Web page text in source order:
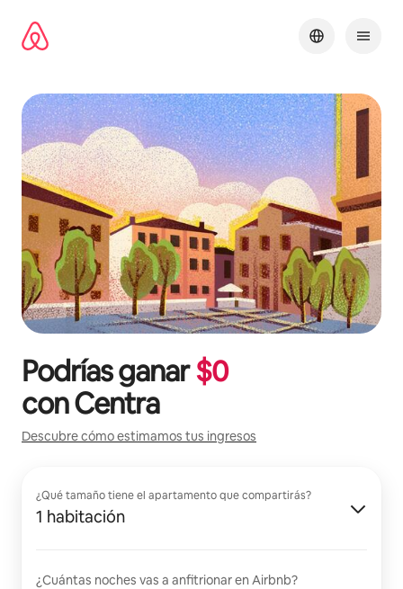
contenido
Podrías ganar$0
conCentra
Descubre cómo estimamos tus ingresos
¿Qué tamaño tiene el apartamento que compartirás?
1 habitación
¿Cuántas noches vas a anfitrionar en Airbnb?